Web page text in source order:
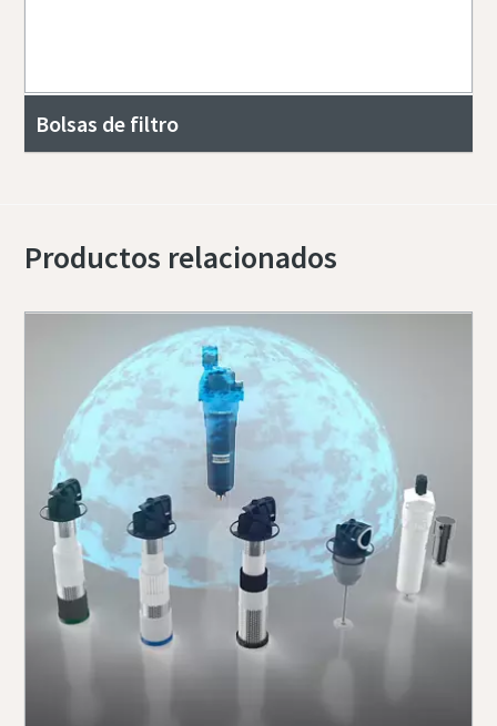
Bolsas de filtro
Productos relacionados